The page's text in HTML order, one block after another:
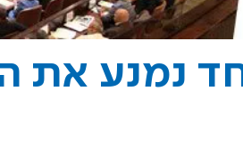
נמנע את